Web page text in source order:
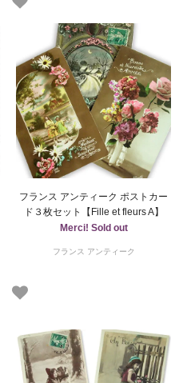
フランス アンティーク ポストカー
ド３枚セット【Fille et fleurs A】
Merci! Sold out
フランス アンティーク